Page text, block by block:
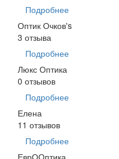
Подробнее
Оптик Очков's
3 отзыва
Подробнее
Люкс Оптика
0 отзывов
Подробнее
Елена
11 отзывов
Подробнее
ЕврООптика